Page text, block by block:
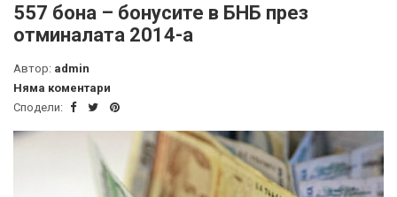
557 бона – бонусите в БНБ през
отминалата 2014-а
Автор: admin
Няма коментари
Сподели: